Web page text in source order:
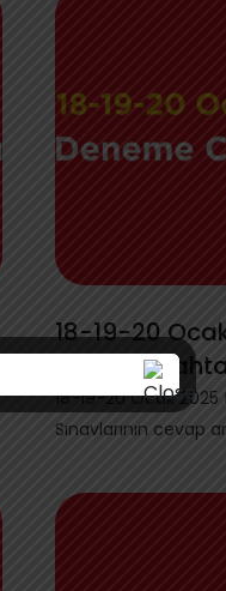
18-19-20
Cevap
18-19-20 Ocak
Sınavlarının cevap